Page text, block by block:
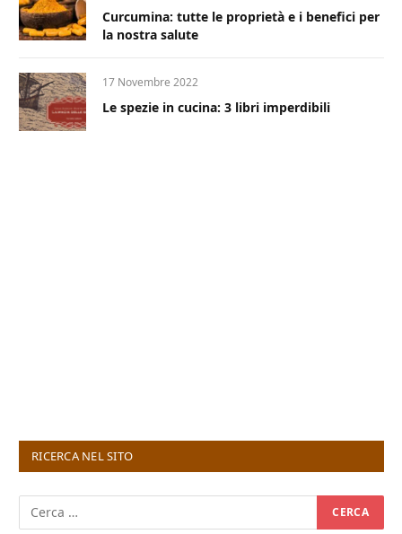
Curcumina: tutte le proprietà e i benefici per
la nostra salute
17 Novembre 2022
Le spezie in cucina: 3 libri imperdibili
RICERCA NEL SITO